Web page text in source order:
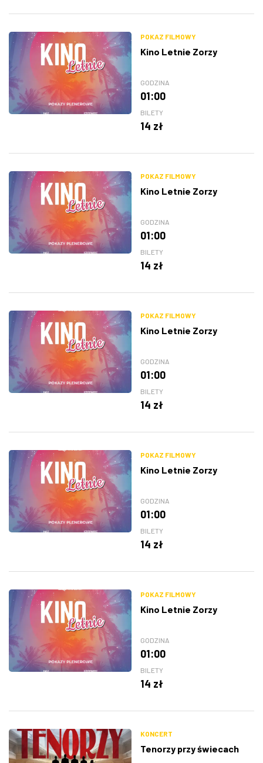
POKAZ FILMOWY
Kino Letnie Zorzy
GODZINA
01:00
BILETY
14 zł
POKAZ FILMOWY
Kino Letnie Zorzy
GODZINA
01:00
BILETY
14 zł
POKAZ FILMOWY
Kino Letnie Zorzy
GODZINA
01:00
BILETY
14 zł
POKAZ FILMOWY
Kino Letnie Zorzy
GODZINA
01:00
BILETY
14 zł
POKAZ FILMOWY
Kino Letnie Zorzy
GODZINA
01:00
BILETY
14 zł
KONCERT
Tenorzy przy świecach